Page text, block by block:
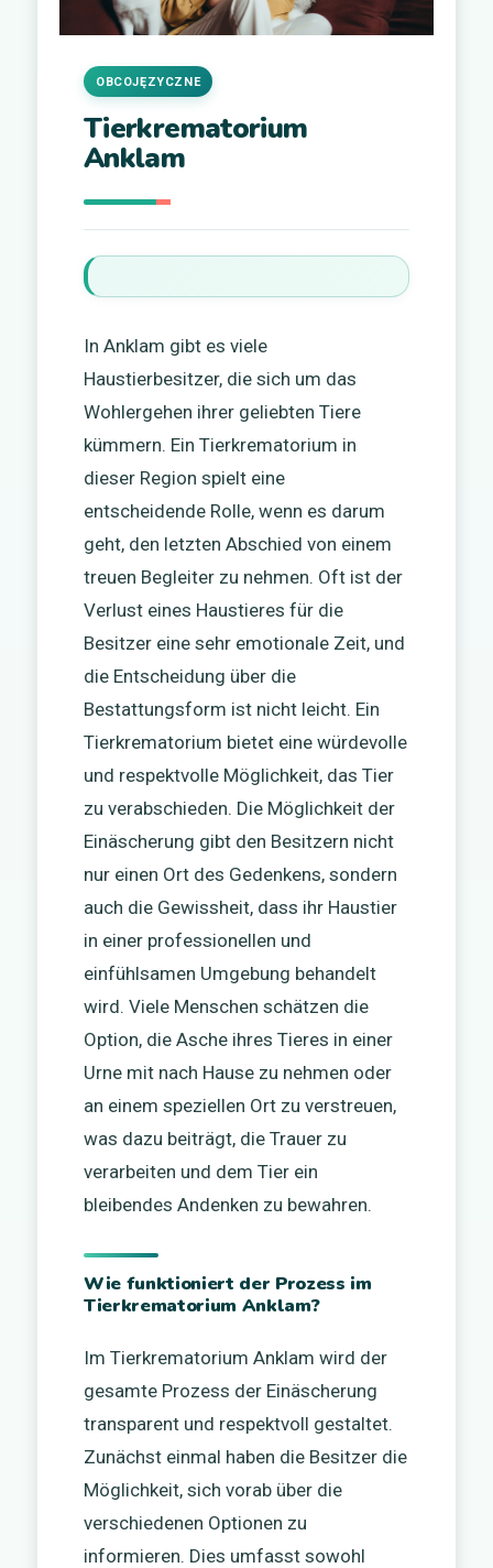
Tierkrematorium
Anklam
OBCOJĘZYCZNE
In Anklam gibt es viele
Haustierbesitzer, die sich um das
Wohlergehen ihrer geliebten Tiere
kümmern. Ein Tierkrematorium in
dieser Region spielt eine
entscheidende Rolle, wenn es darum
geht, den letzten Abschied von einem
treuen Begleiter zu nehmen. Oft ist der
Verlust eines Haustieres für die
Besitzer eine sehr emotionale Zeit, und
die Entscheidung über die
Bestattungsform ist nicht leicht. Ein
Tierkrematorium bietet eine würdevolle
und respektvolle Möglichkeit, das Tier
zu verabschieden. Die Möglichkeit der
Einäscherung gibt den Besitzern nicht
nur einen Ort des Gedenkens, sondern
auch die Gewissheit, dass ihr Haustier
in einer professionellen und
einfühlsamen Umgebung behandelt
wird. Viele Menschen schätzen die
Option, die Asche ihres Tieres in einer
Urne mit nach Hause zu nehmen oder
an einem speziellen Ort zu verstreuen,
was dazu beiträgt, die Trauer zu
verarbeiten und dem Tier ein
bleibendes Andenken zu bewahren.
Wie funktioniert der Prozess im
Tierkrematorium Anklam?
Im Tierkrematorium Anklam wird der
gesamte Prozess der Einäscherung
transparent und respektvoll gestaltet.
Zunächst einmal haben die Besitzer die
Möglichkeit, sich vorab über die
verschiedenen Optionen zu
informieren. Dies umfasst sowohl